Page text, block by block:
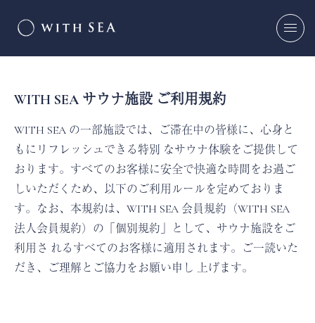
WITH SEA サウナ施設 ご利用規約
WITH SEA の一部施設では、ご滞在中の皆様に、心身と
もにリフレッシュできる特別 なサウナ体験をご提供して
おります。すべてのお客様に安全で快適な時間をお過ご
しいただくため、以下のご利用ルールを定めておりま
す。なお、本規約は、WITH SEA 会員規約（WITH SEA
法人会員規約）の「個別規約」として、サウナ施設をご
利用さ れるすべてのお客様に適用されます。ご一読いた
だき、ご理解とご協力をお願い申し 上げます。